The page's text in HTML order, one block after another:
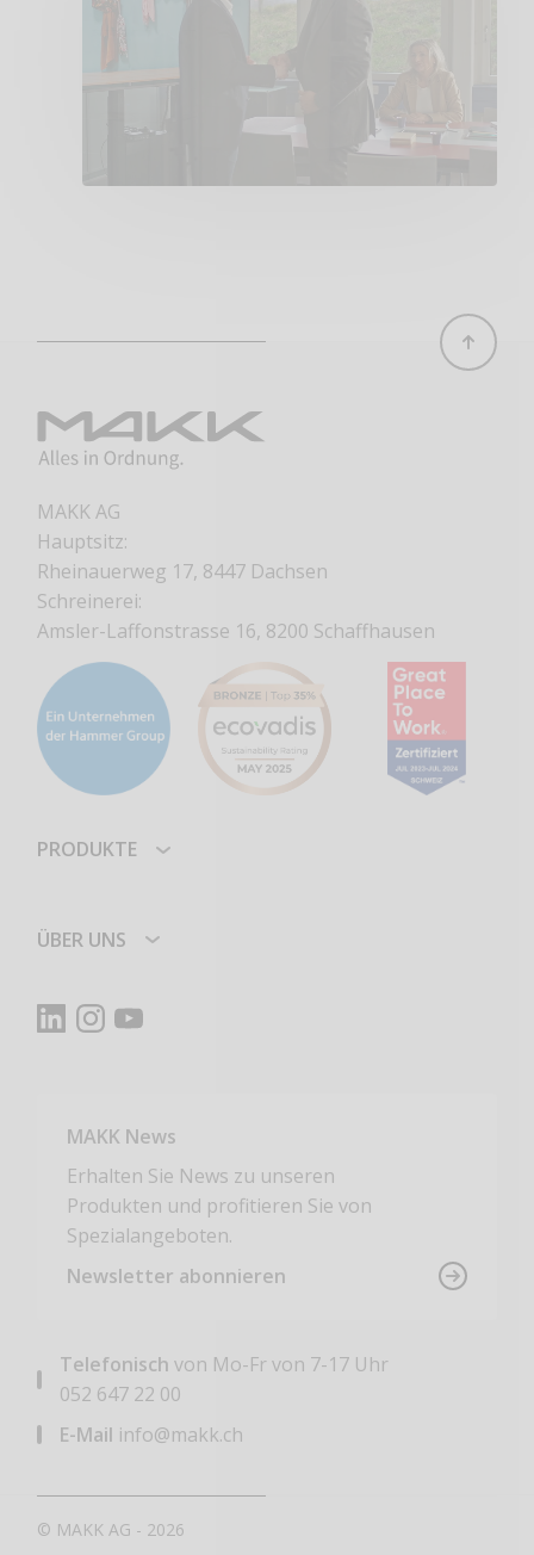
MAKK AG
Hauptsitz:
Rheinauerweg 17, 8447 Dachsen
Schreinerei:
Amsler-Laffonstrasse 16, 8200 Schaffhausen
PRODUKTE
ÜBER UNS
MAKK News
Erhalten Sie News zu unseren
Produkten und profitieren Sie von
Spezialangeboten.
Newsletter abonnieren
Telefonisch von Mo-Fr von 7-17 Uhr
052 647 22 00
E-Mail info@makk.ch
© MAKK AG - 2026